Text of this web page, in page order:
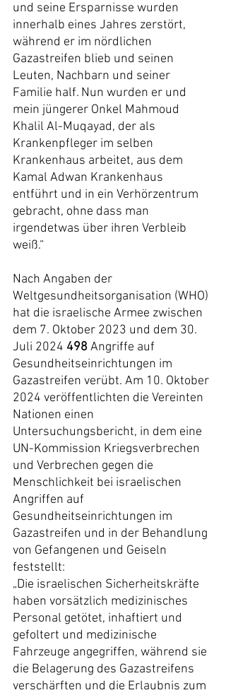
und seine Ersparnisse wurden
innerhalb eines Jahres zerstört,
während er im nördlichen
Gazastreifen blieb und seinen
Leuten, Nachbarn und seiner
Familie half. Nun wurden er und
mein jüngerer Onkel Mahmoud
Khalil Al-Muqayad, der als
Krankenpfleger im selben
Krankenhaus arbeitet, aus dem
Kamal Adwan Krankenhaus
entführt und in ein Verhörzentrum
gebracht, ohne dass man
irgendetwas über ihren Verbleib
weiß.“
Nach Angaben der
Weltgesundheitsorganisation (WHO)
hat die israelische Armee zwischen
dem 7. Oktober 2023 und dem 30.
Juli 2024 498Angriffe auf
Gesundheitseinrichtungen im
Gazastreifen verübt. Am 10. Oktober
2024 veröffentlichten die Vereinten
Nationen einen
Untersuchungsbericht, in dem eine
UN-Kommission Kriegsverbrechen
und Verbrechen gegen die
Menschlichkeit bei israelischen
Angriffen auf
Gesundheitseinrichtungen im
Gazastreifen und in der Behandlung
von Gefangenen und Geiseln
feststellt:
„Die israelischen Sicherheitskräfte
haben vorsätzlich medizinisches
Personal getötet, inhaftiert und
gefoltert und medizinische
Fahrzeuge angegriffen, während sie
die Belagerung des Gazastreifens
verschärften und die Erlaubnis zum